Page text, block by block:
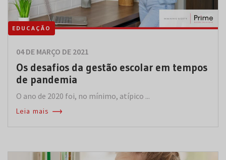
EDUCAÇÃO
04 DE MARÇO DE 2021
Os desafios da gestão escolar em tempos
de pandemia
O ano de 2020 foi, no mínimo, atípico ...
Leia mais